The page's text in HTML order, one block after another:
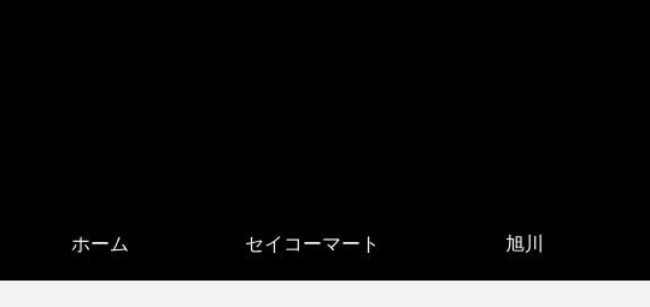
ホーム セイコーマート 旭川